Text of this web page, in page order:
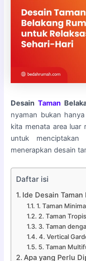
DesainTaman
nyaman bukan
kita menata area luar
untuk
menerapkan desain
Daftar isi
Ide Desain Taman
1. Taman
2. Taman
3. Taman
4. Vertical
5. Taman
Apa yang Perlu